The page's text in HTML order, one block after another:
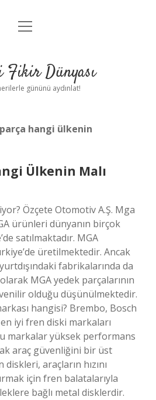
Anasayfa
Yasal Uyarı
menüyü
Fikir Dünyası
gününü aydınlat!
hangi ülkenin
Ülkenin Malı
Özçete Otomotiv A.Ş. Mga
ürünleri dünyanın birçok
satılmaktadır. MGA
üretilmektedir. Ancak
fabrikalarında da
MGA yedek parçalarının
olduğu düşünülmektedir.
hangisi? Brembo, Bosch
iyi fren diski markaları
markalar yüksek performans
araç güvenliğini bir üst
araçların hızını
için fren balatalarıyla
bağlı metal disklerdir.